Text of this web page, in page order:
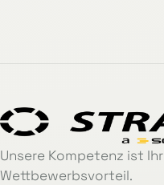
Unsere Kompetenz ist Ihr
Wettbewerbsvorteil.